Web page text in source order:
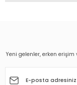
Görüş ve
Ürün
Yeni gelenler, erken